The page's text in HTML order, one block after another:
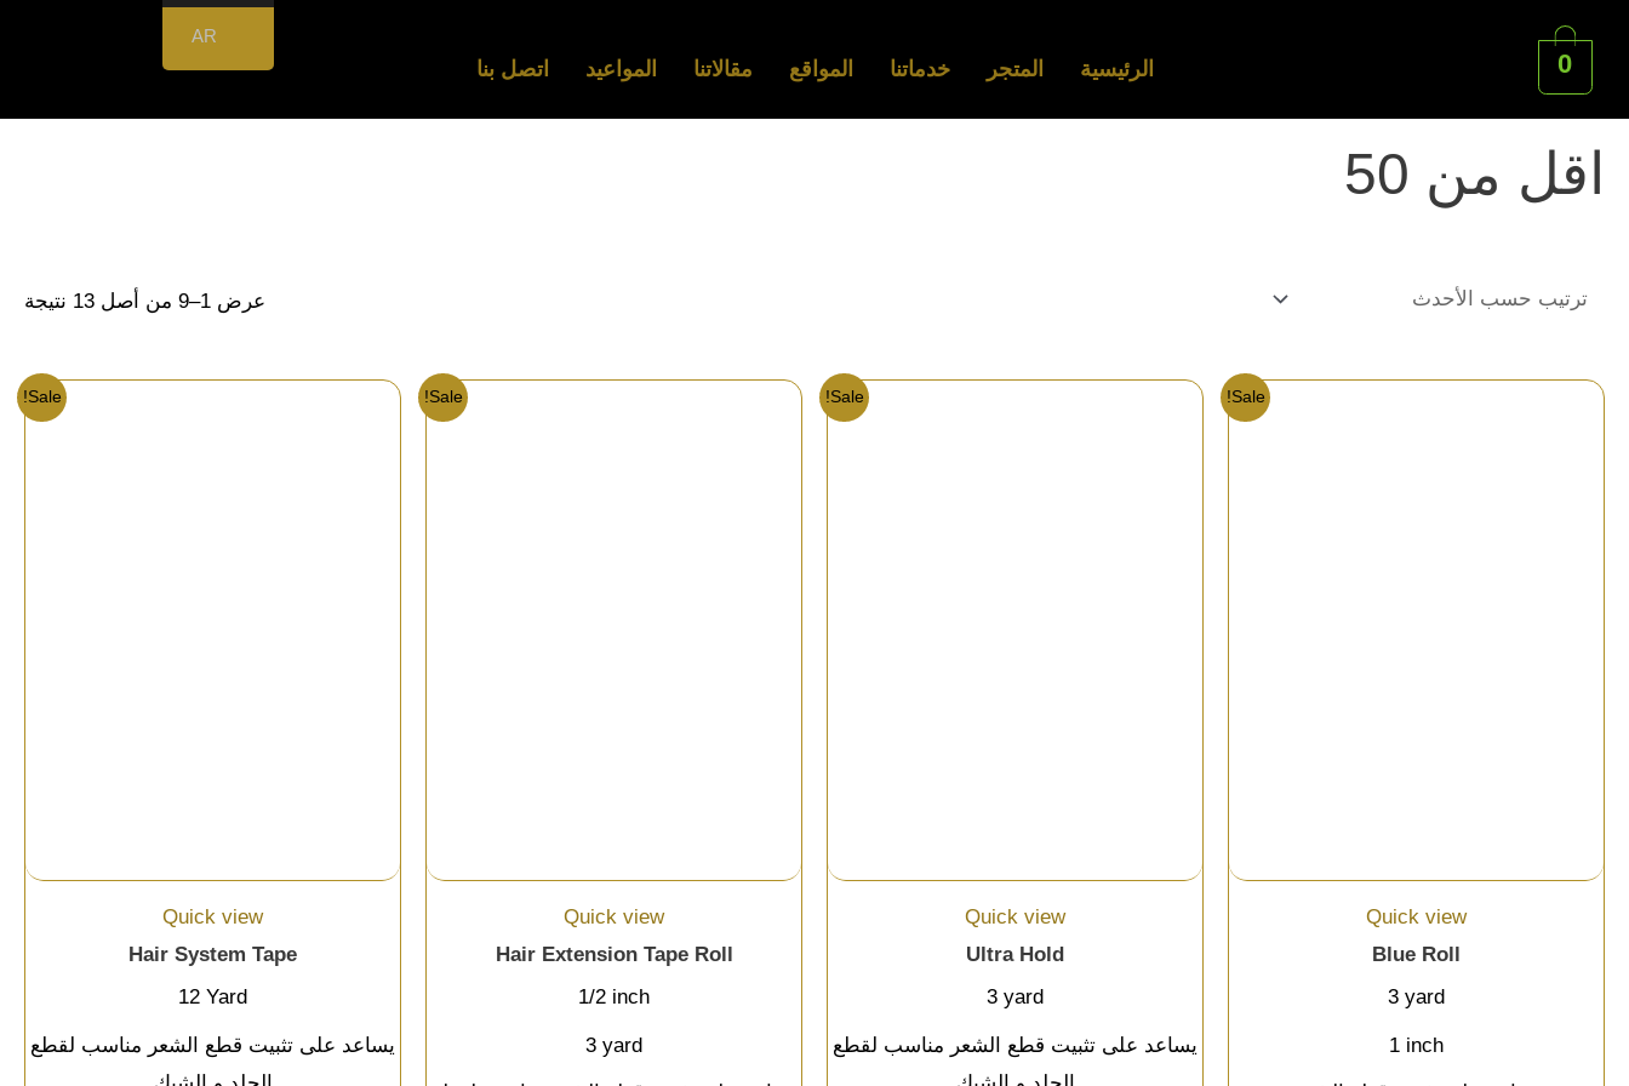
0 الرئيسية المتجر خدماتنا المواقع مقالاتنا المواعيد اتصل بنا
الرئيسية
اقل من 50
عرض 1–9 من أصل 13 نتيجة
Sale!
Quick view
Blue Roll
3 yard
1 inch
Sale!
Quick view
Ultra Hold
3 yard
يساعد على تثبيت قطع الشعر مناسب لقطع
Sale!
Quick view
Hair Extension Tape Roll
1/2 inch
3 yard
Sale!
Quick view
Hair System Tape
12 Yard
يساعد على تثبيت قطع الشعر مناسب لقطع
AR